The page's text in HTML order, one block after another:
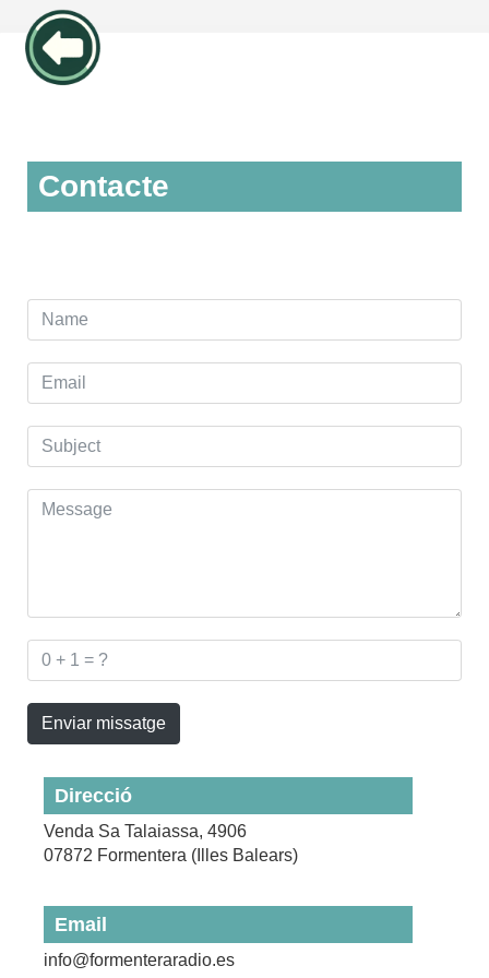
Contacte
Enviar missatge
Direcció
Venda Sa Talaiassa, 4906
07872 Formentera (Illes Balears)
Email
info@formenteraradio.es